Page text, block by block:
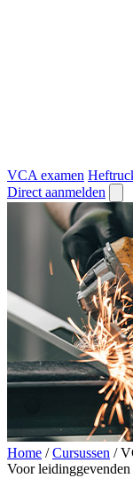
VCA examen
Direct aanmelden
Home / Cursussen /
Voor leidinggevenden